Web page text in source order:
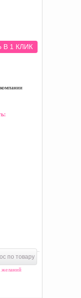
В 1 КЛИК
по товару
желаний